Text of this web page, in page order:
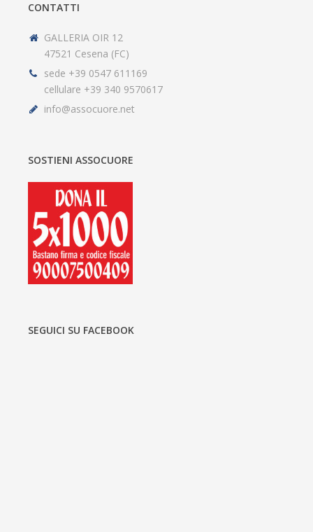
CONTATTI
GALLERIA OIR 12
47521 Cesena (FC)
sede +39 0547 611169
cellulare +39 340 9570617
info@assocuore.net
SOSTIENI ASSOCUORE
SEGUICI SU FACEBOOK